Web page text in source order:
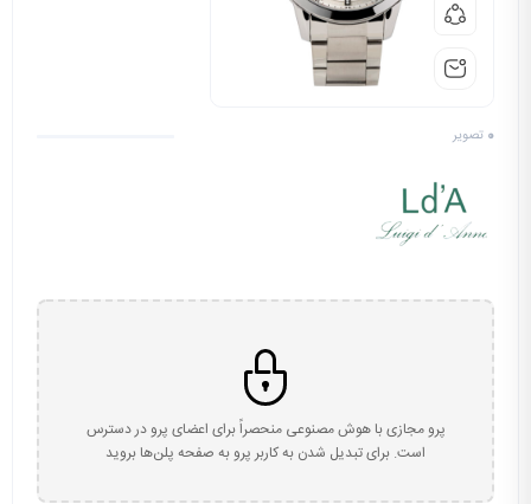
0 تصویر
پرو مجازی با هوش مصنوعی منحصراً برای اعضای پرو در دسترس
است. برای تبدیل شدن به کاربر پرو به صفحه پلن‌ها بروید